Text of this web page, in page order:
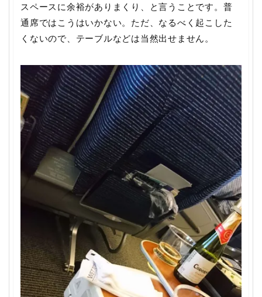
スペースに余裕がありまくり、と言うことです。普
通席ではこうはいかない。ただ、なるべく起こした
くないので、テーブルなどは当然出せません。